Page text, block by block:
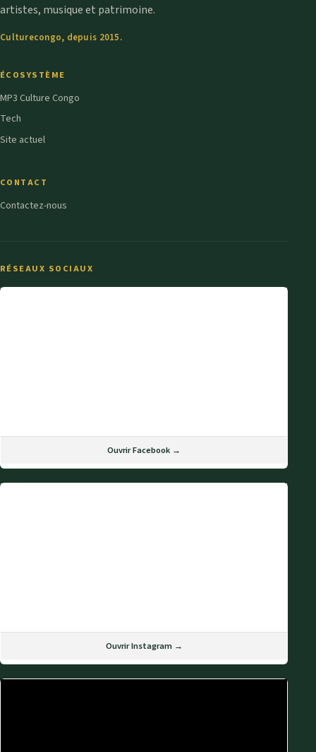
artistes, musique et patrimoine.
Culturecongo, depuis 2015.
ÉCOSYSTÈME
MP3 Culture Congo
Tech
Site actuel
CONTACT
Contactez-nous
RÉSEAUX SOCIAUX
Ouvrir Facebook →
Ouvrir Instagram →